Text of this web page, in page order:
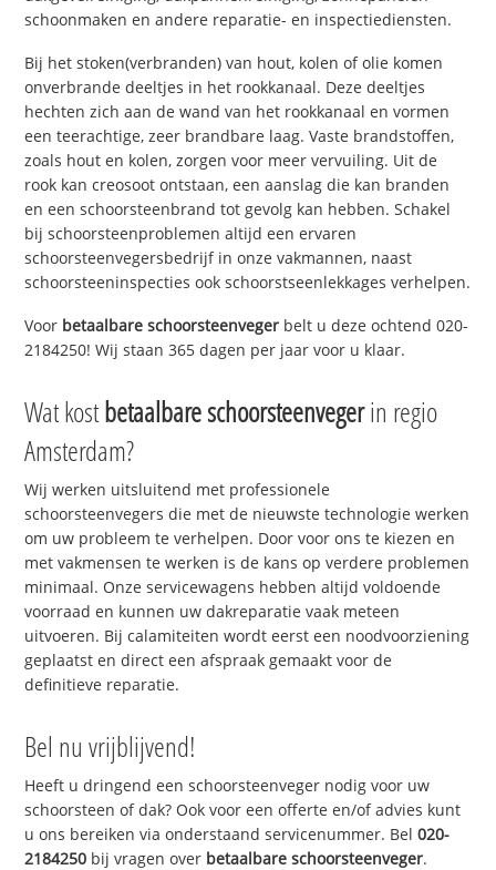
schoonmaken en andere reparatie- en inspectiediensten.
Bij het stoken(verbranden) van hout, kolen of olie komen
onverbrande deeltjes in het rookkanaal. Deze deeltjes
hechten zich aan de wand van het rookkanaal en vormen
een teerachtige, zeer brandbare laag. Vaste brandstoffen,
zoals hout en kolen, zorgen voor meer vervuiling. Uit de
rook kan creosoot ontstaan, een aanslag die kan branden
en een schoorsteenbrand tot gevolg kan hebben. Schakel
bij schoorsteenproblemen altijd een ervaren
schoorsteenvegersbedrijf in onze vakmannen, naast
schoorsteeninspecties ook schoorstseenlekkages verhelpen.
Voor betaalbare schoorsteenveger belt u deze ochtend 020-
2184250! Wij staan 365 dagen per jaar voor u klaar.
Wat kostbetaalbare schoorsteenvegerin regio
Amsterdam?
Wij werken uitsluitend met professionele
schoorsteenvegers die met de nieuwste technologie werken
om uw probleem te verhelpen. Door voor ons te kiezen en
met vakmensen te werken is de kans op verdere problemen
minimaal. Onze servicewagens hebben altijd voldoende
voorraad en kunnen uw dakreparatie vaak meteen
uitvoeren. Bij calamiteiten wordt eerst een noodvoorziening
geplaatst en direct een afspraak gemaakt voor de
definitieve reparatie.
Bel nu vrijblijvend!
Heeft u dringend een schoorsteenveger nodig voor uw
schoorsteen of dak? Ook voor een offerte en/of advies kunt
u ons bereiken via onderstaand servicenummer. Bel020-
2184250 bij vragen over betaalbare schoorsteenveger.